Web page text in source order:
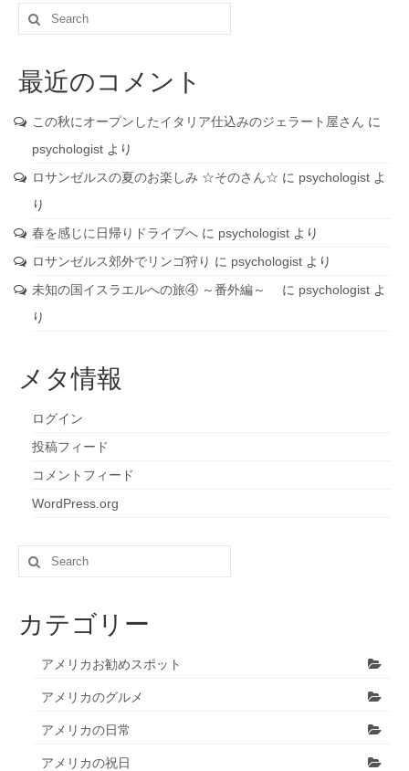
Search
for:
最近のコメント
この秋にオープンしたイタリア仕込みのジェラート屋さん に
psychologist より
ロサンゼルスの夏のお楽しみ ☆そのさん☆ に psychologist よ
り
春を感じに日帰りドライブへ に psychologist より
ロサンゼルス郊外でリンゴ狩り に psychologist より
未知の国イスラエルへの旅④ ～番外編～
に psychologist よ
り
メタ情報
ログイン
投稿フィード
コメントフィード
WordPress.org
Search
for:
カテゴリー
アメリカお勧めスポット
アメリカのグルメ
アメリカの日常
アメリカの祝日